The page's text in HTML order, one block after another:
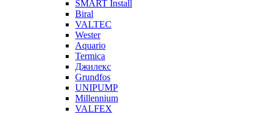
SMART Install
Biral
VALTEC
Wester
Aquario
Termica
Джилекс
Grundfos
UNIPUMP
Millennium
VALFEX